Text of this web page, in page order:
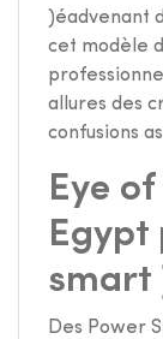
)éadvenant
cet modèle
allures des
confusions
Eye
smart
Des Power